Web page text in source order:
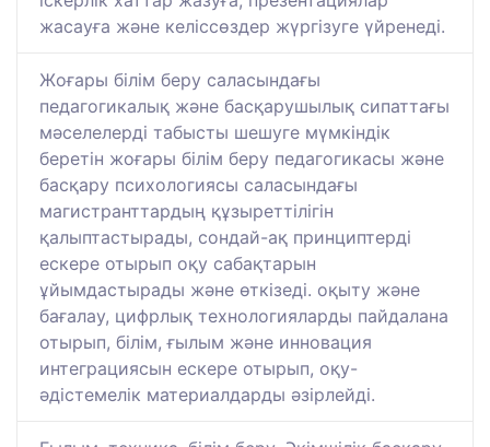
жасауға және келіссөздер жүргізуге үйренеді.
Жоғары білім беру саласындағы
педагогикалық және басқарушылық сипаттағы
мәселелерді табысты шешуге мүмкіндік
беретін жоғары білім беру педагогикасы және
басқару психологиясы саласындағы
магистранттардың құзыреттілігін
қалыптастырады, сондай-ақ принциптерді
ескере отырып оқу сабақтарын
ұйымдастырады және өткізеді. оқыту және
бағалау, цифрлық технологияларды пайдалана
отырып, білім, ғылым және инновация
интеграциясын ескере отырып, оқу-
әдістемелік материалдарды әзірлейді.